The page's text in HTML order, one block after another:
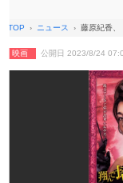
TOP ニュース 藤原紀香
映画 公開日 2023/8/24